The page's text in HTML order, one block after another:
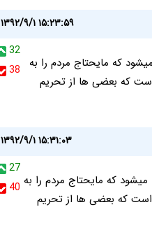
۱۳۹۲/۹/۱ ۱۵:۲۳:۵۹
32
38
که مایحتاج مردم را به
که بعضی ها از تحریم
۱۳۹۲/۹/۱ ۱۵:۳۱:۰۳
27
40 که مایحتاج مردم را به
که بعضی ها از تحریم